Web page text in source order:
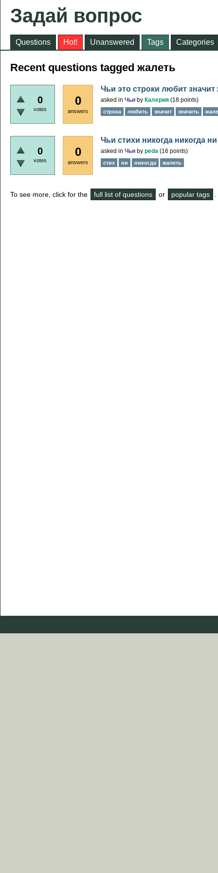
Задай вопрос
Questions Hot! Unanswered Tags Categories
Recent questions tagged жалеть
0
votes
0
answers
Чьи это строки любит значит
asked in Чьи by Калерия (18 points)
строка любить значит значить
0
votes
0
answers
Чьи стихи никогда никогда
asked in Чьи by peda (16 points)
стих ни никогда жалеть
To see more, click for the full list of questions or popular tags